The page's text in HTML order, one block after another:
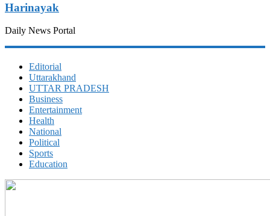
Harinayak
Daily News Portal
Editorial
Uttarakhand
UTTAR PRADESH
Business
Entertainment
Health
National
Political
Sports
Education